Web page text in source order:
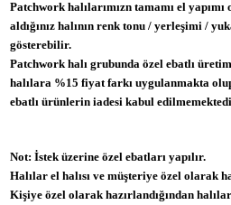
Patchwork halılarımızn tamamı el
aldığınız halının renk tonu / yerleşimi /
gösterebilir.
Patchwork halı grubunda özel ebatlı
halılara %15 fiyat farkı uygulanmakta
ebatlı ürünlerin iadesi kabul
Not: İstek üzerine özel ebatları yapılır.
Halılar el halısı ve müşteriye özel olarak
Kişiye özel olarak hazırlandığından